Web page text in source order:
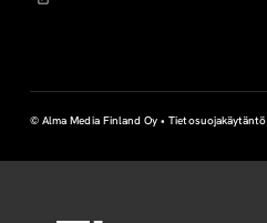
© Alma Media Finland Oy •Tietosuojakäytäntö